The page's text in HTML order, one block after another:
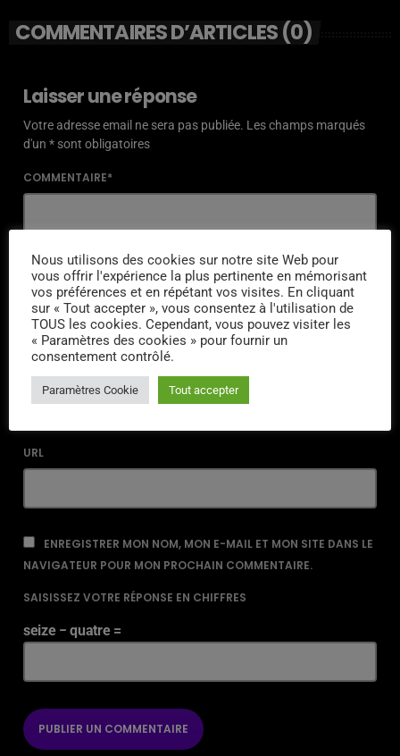
COMMENTAIRES D’ARTICLES (0)
Laisser une réponse
Votre adresse email ne sera pas publiée. Les champs marqués
d'un * sont obligatoires
COMMENTAIRE*
NOM*
URL
ENREGISTRER MON NOM, MON E-MAIL ET MON SITE DANS LE
NAVIGATEUR POUR MON PROCHAIN COMMENTAIRE.
SAISISSEZ VOTRE RÉPONSE EN CHIFFRES
seize − quatre =
Nous utilisons des cookies sur notre site Web pour
vous offrir l'expérience la plus pertinente en mémorisant
vos préférences et en répétant vos visites. En cliquant
sur « Tout accepter », vous consentez à l'utilisation de
TOUS les cookies. Cependant, vous pouvez visiter les
« Paramètres des cookies » pour fournir un
consentement contrôlé.
Paramètres Cookie Tout accepter